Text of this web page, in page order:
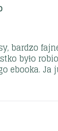
bardzo
było
ebooka. Ja